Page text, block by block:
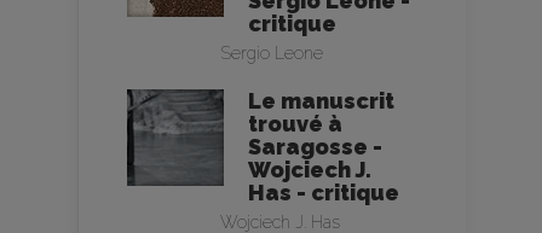
critique
Sergio Leone
Le manuscrit
trouvé à
Saragosse -
Wojciech J.
Has - critique
Wojciech J. Has